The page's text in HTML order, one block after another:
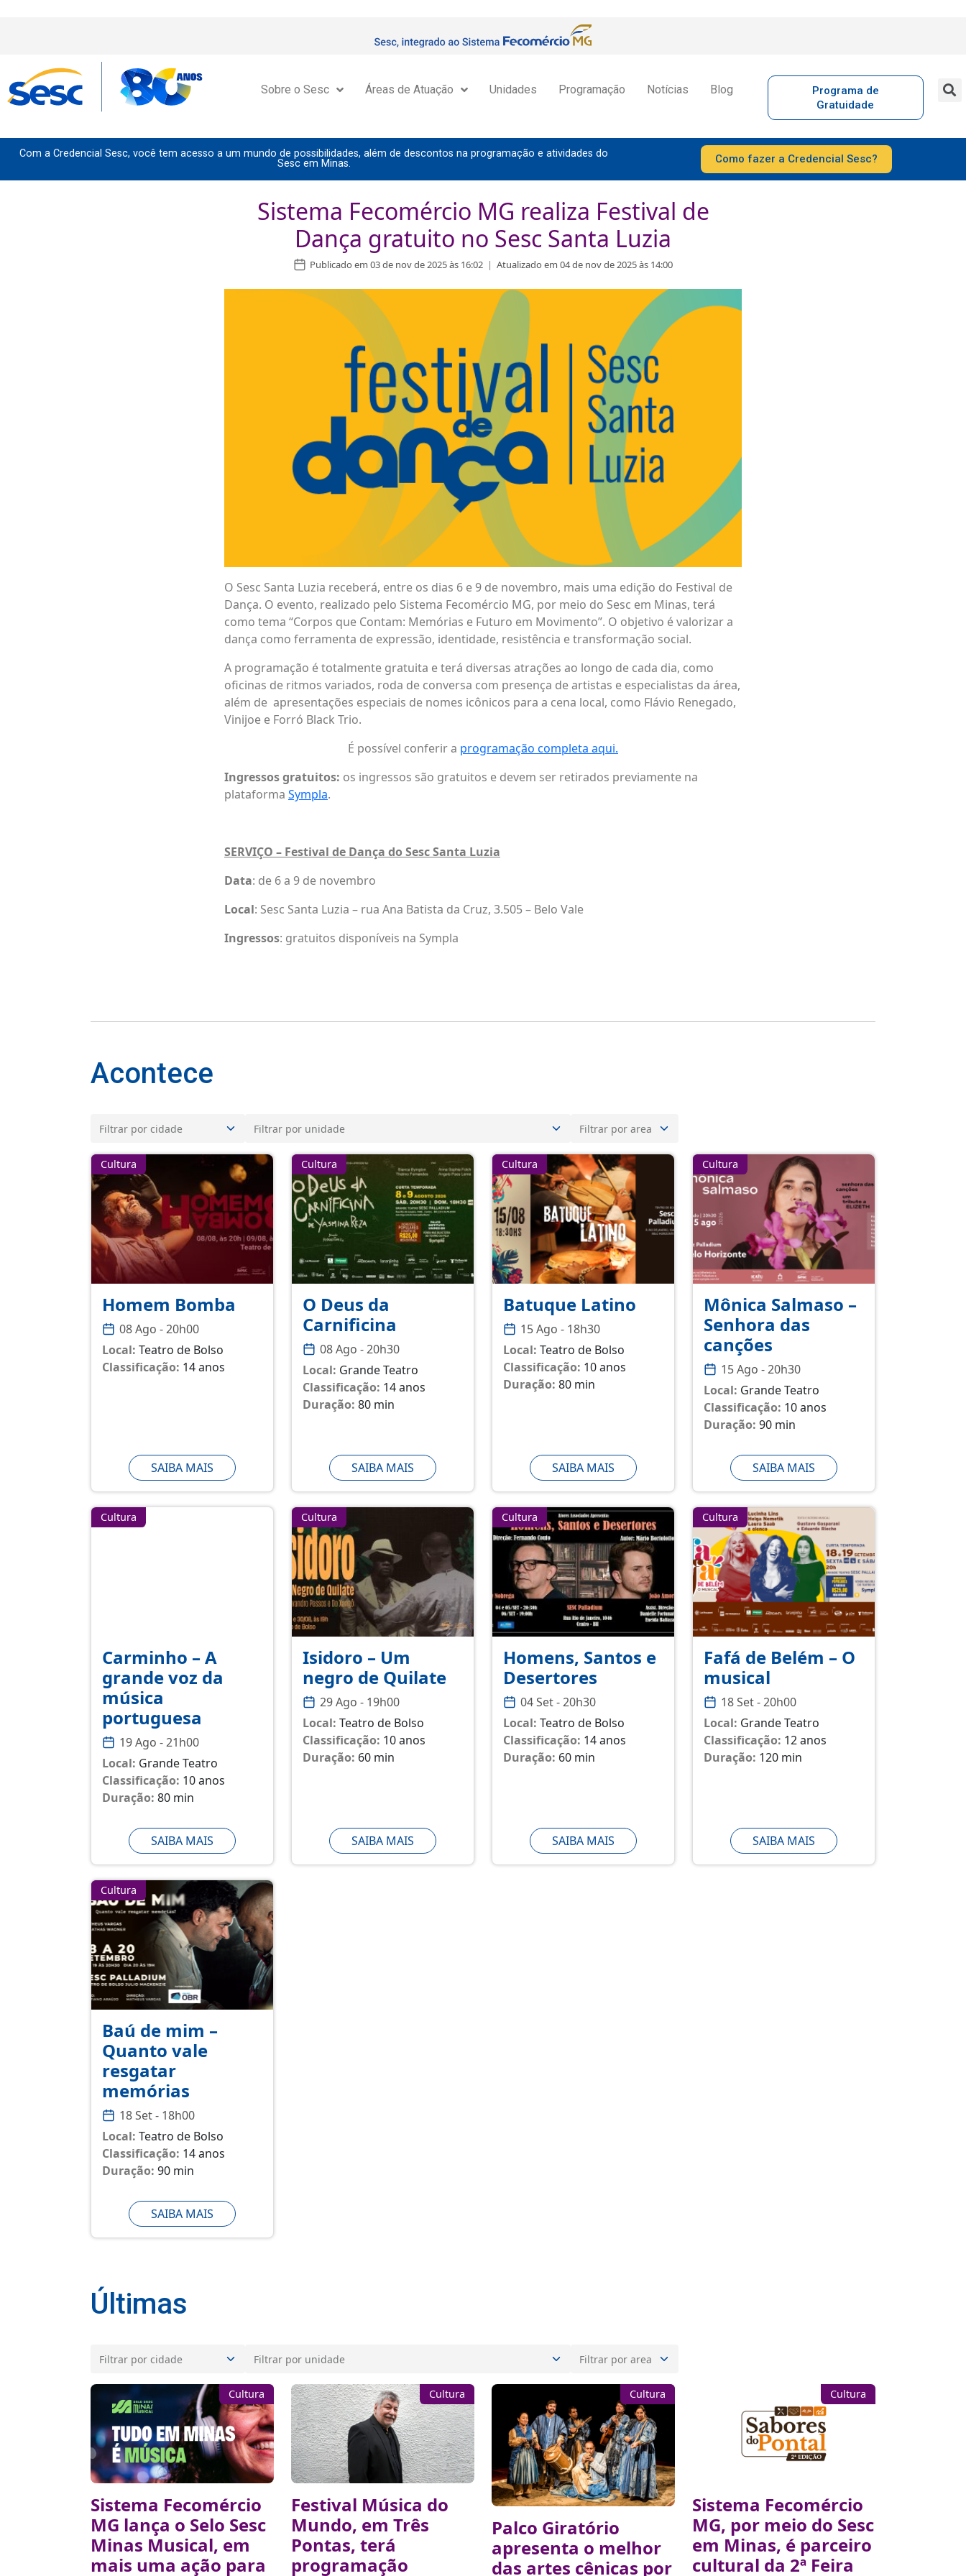
Sobre o Sesc Áreas de Atuação Unidades Programação Notícias Blog
Programa de
Gratuidade
Com a Credencial Sesc, você tem acesso a um mundo de possibilidades, além de descontos na programação e atividades do
Sesc em Minas.
Como fazer a Credencial Sesc?
Sistema Fecomércio MG realiza Festival de
Dança gratuito no Sesc Santa Luzia
Publicado em 03 de nov de 2025 às 16:02 | Atualizado em 04 de nov de 2025 às 14:00
O Sesc Santa Luzia receberá, entre os dias 6 e 9 de novembro, mais uma edição do Festival de
Dança. O evento, realizado pelo Sistema Fecomércio MG, por meio do Sesc em Minas, terá
como tema “Corpos que Contam: Memórias e Futuro em Movimento”. O objetivo é valorizar a
dança como ferramenta de expressão, identidade, resistência e transformação social.
A programação é totalmente gratuita e terá diversas atrações ao longo de cada dia, como
oficinas de ritmos variados, roda de conversa com presença de artistas e especialistas da área,
além de apresentações especiais de nomes icônicos para a cena local, como Flávio Renegado,
Vinijoe e Forró Black Trio.
É possível conferir a programação completa aqui.
Ingressos gratuitos: os ingressos são gratuitos e devem ser retirados previamente na
plataforma Sympla.
SERVIÇO – Festival de Dança do Sesc Santa Luzia
Data: de 6 a 9 de novembro
Local: Sesc Santa Luzia – rua Ana Batista da Cruz, 3.505 – Belo Vale
Ingressos: gratuitos disponíveis na Sympla
Acontece
Cultura
Homem Bomba
08 Ago - 20h00
Local: Teatro de Bolso
Classificação: 14 anos
SAIBA MAIS
Cultura
O Deus da
Carnificina
08 Ago - 20h30
Local: Grande Teatro
Classificação: 14 anos
Duração: 80 min
SAIBA MAIS
Cultura
Batuque Latino
15 Ago - 18h30
Local: Teatro de Bolso
Classificação: 10 anos
Duração: 80 min
SAIBA MAIS
Cultura
Mônica Salmaso –
Senhora das
canções
15 Ago - 20h30
Local: Grande Teatro
Classificação: 10 anos
Duração: 90 min
SAIBA MAIS
Cultura
Carminho – A
grande voz da
música
portuguesa
19 Ago - 21h00
Local: Grande Teatro
Classificação: 10 anos
Duração: 80 min
SAIBA MAIS
Cultura
Isidoro – Um
negro de Quilate
29 Ago - 19h00
Local: Teatro de Bolso
Classificação: 10 anos
Duração: 60 min
SAIBA MAIS
Cultura
Homens, Santos e
Desertores
04 Set - 20h30
Local: Teatro de Bolso
Classificação: 14 anos
Duração: 60 min
SAIBA MAIS
Cultura
Fafá de Belém – O
musical
18 Set - 20h00
Local: Grande Teatro
Classificação: 12 anos
Duração: 120 min
SAIBA MAIS
Cultura
Baú de mim –
Quanto vale
resgatar
memórias
18 Set - 18h00
Local: Teatro de Bolso
Classificação: 14 anos
Duração: 90 min
SAIBA MAIS
Últimas
Cultura
Sistema Fecomércio
MG lança o Selo Sesc
Minas Musical, em
mais uma ação para
Cultura
Festival Música do
Mundo, em Três
Pontas, terá
programação
Cultura
Palco Giratório
apresenta o melhor
das artes cênicas por
Cultura
Sistema Fecomércio
MG, por meio do Sesc
em Minas, é parceiro
cultural da 2ª Feira